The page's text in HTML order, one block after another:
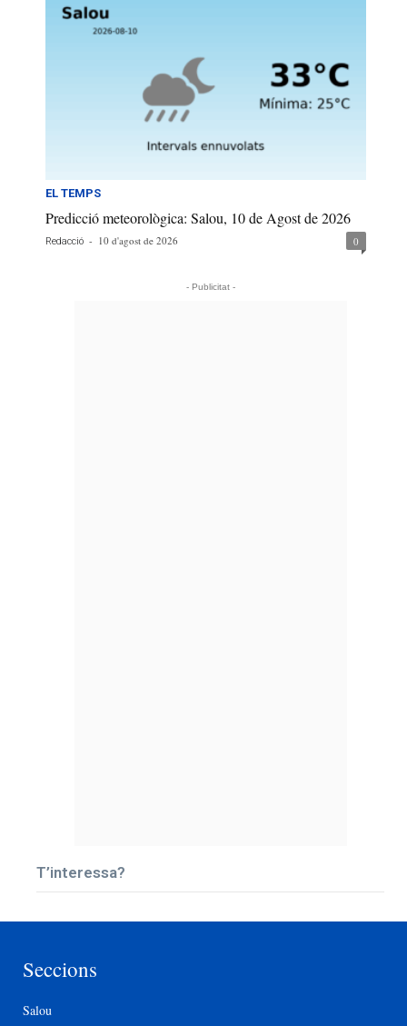
EL TEMPS
Predicció meteorològica: Salou, 10 de Agost de 2026
Redacció - 10 d'agost de 2026 0
- Publicitat -
T’interessa?
Seccions
Salou